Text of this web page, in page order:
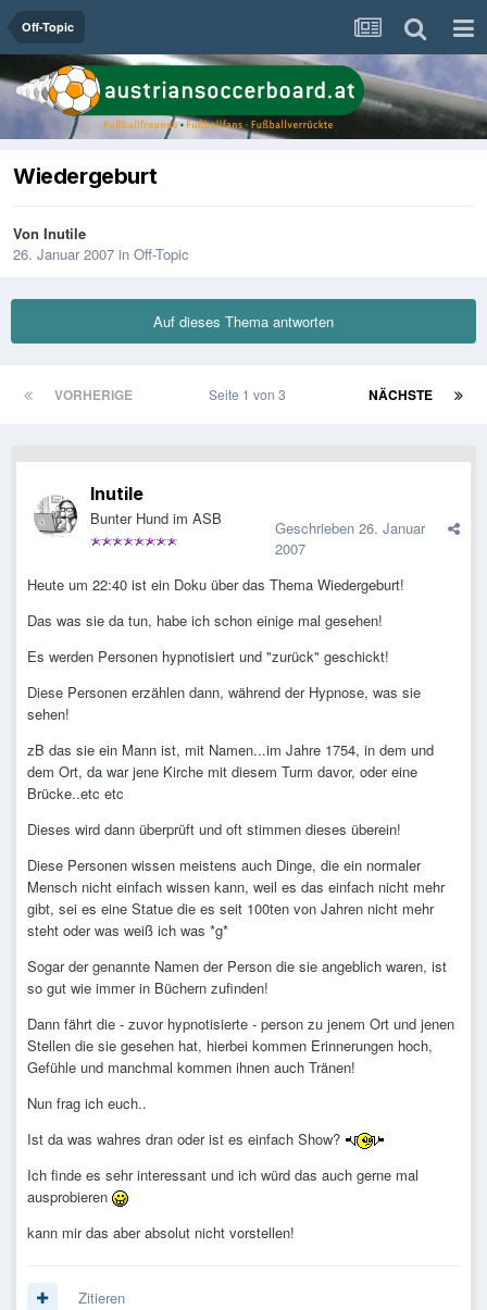
Off-Topic
Wiedergeburt
Von Inutile
26. Januar 2007 in Off-Topic
Auf dieses Thema antworten
VORHERIGE NÄCHSTE
Seite 1 von 3
Inutile
Bunter Hund im ASB Geschrieben 26. Januar
2007
Heute um 22:40 ist ein Doku über das Thema Wiedergeburt!
Das was sie da tun, habe ich schon einige mal gesehen!
Es werden Personen hypnotisiert und "zurück" geschickt!
Diese Personen erzählen dann, während der Hypnose, was sie
sehen!
zB das sie ein Mann ist, mit Namen...im Jahre 1754, in dem und
dem Ort, da war jene Kirche mit diesem Turm davor, oder eine
Brücke..etc etc
Dieses wird dann überprüft und oft stimmen dieses überein!
Diese Personen wissen meistens auch Dinge, die ein normaler
Mensch nicht einfach wissen kann, weil es das einfach nicht mehr
gibt, sei es eine Statue die es seit 100ten von Jahren nicht mehr
steht oder was weiß ich was *g*
Sogar der genannte Namen der Person die sie angeblich waren, ist
so gut wie immer in Büchern zufinden!
Dann fährt die - zuvor hypnotisierte - person zu jenem Ort und jenen
Stellen die sie gesehen hat, hierbei kommen Erinnerungen hoch,
Gefühle und manchmal kommen ihnen auch Tränen!
Nun frag ich euch..
Ist da was wahres dran oder ist es einfach Show?
Ich finde es sehr interessant und ich würd das auch gerne mal
ausprobieren
kann mir das aber absolut nicht vorstellen!
Zitieren